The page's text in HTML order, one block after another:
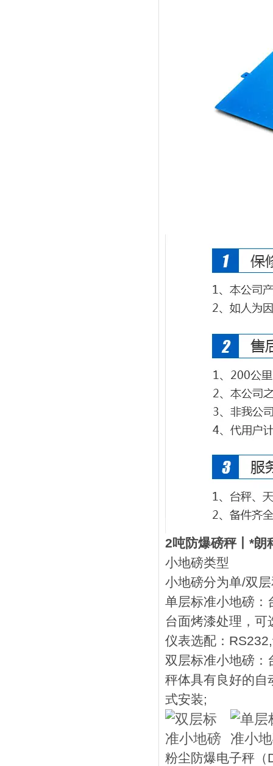
2吨防爆磅秤丨*朗
小地磅类型
小地磅分为单/双
单层标准小地磅
台面烤漆处理，
仪表选配：
双层标准小地磅
秤体具有良好的自
式安装;
粉尘防爆电子秤（